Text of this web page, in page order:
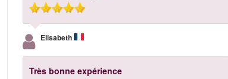
Elisabeth
Très bonne expérience